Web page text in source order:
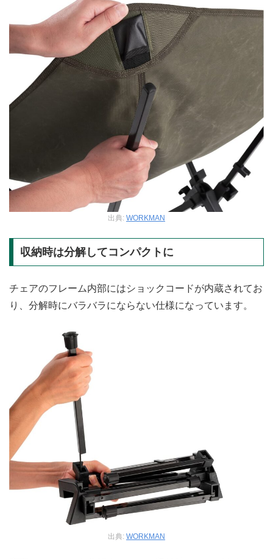
出典: WORKMAN
収納時は分解してコンパクトに
チェアのフレーム内部にはショックコードが内蔵されてお
り、分解時にバラバラにならない仕様になっています。
出典: WORKMAN